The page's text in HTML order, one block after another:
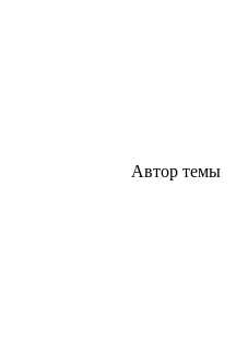
Автор темы